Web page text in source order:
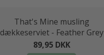
That's Mine musling
dækkeserviet - Feather Grey
89,95 DKK